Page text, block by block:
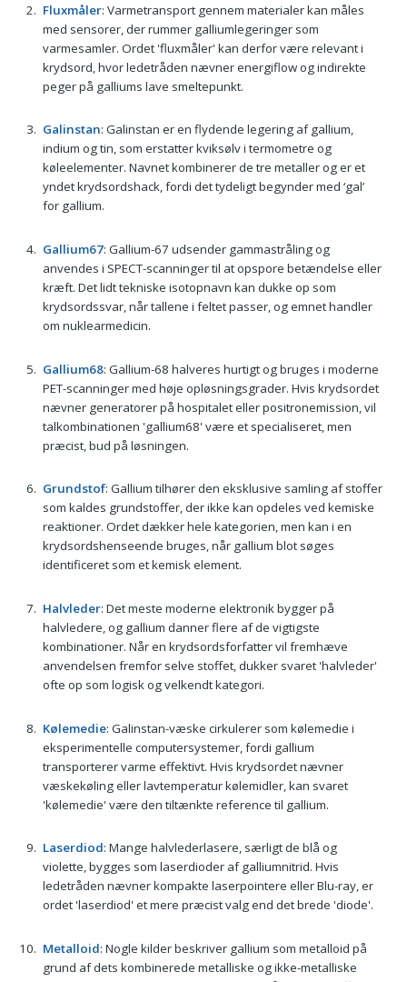
Fluxmåler: Varmetransport gennem materialer kan måles
med sensorer, der rummer galliumlegeringer som
varmesamler. Ordet 'fluxmåler' kan derfor være relevant i
krydsord, hvor ledetråden nævner energiflow og indirekte
peger på galliums lave smeltepunkt.
Galinstan: Galinstan er en flydende legering af gallium,
indium og tin, som erstatter kviksølv i termometre og
køleelementer. Navnet kombinerer de tre metaller og er et
yndet krydsordshack, fordi det tydeligt begynder med ‘gal’
for gallium.
Gallium67: Gallium-67 udsender gammastråling og
anvendes i SPECT-scanninger til at opspore betændelse eller
kræft. Det lidt tekniske isotopnavn kan dukke op som
krydsordssvar, når tallene i feltet passer, og emnet handler
om nuklearmedicin.
Gallium68: Gallium-68 halveres hurtigt og bruges i moderne
PET-scanninger med høje opløsningsgrader. Hvis krydsordet
nævner generatorer på hospitalet eller positronemission, vil
talkombinationen 'gallium68' være et specialiseret, men
præcist, bud på løsningen.
Grundstof: Gallium tilhører den eksklusive samling af stoffer
som kaldes grundstoffer, der ikke kan opdeles ved kemiske
reaktioner. Ordet dækker hele kategorien, men kan i en
krydsordshenseende bruges, når gallium blot søges
identificeret som et kemisk element.
Halvleder: Det meste moderne elektronik bygger på
halvledere, og gallium danner flere af de vigtigste
kombinationer. Når en krydsordsforfatter vil fremhæve
anvendelsen fremfor selve stoffet, dukker svaret 'halvleder'
ofte op som logisk og velkendt kategori.
Kølemedie: Galinstan-væske cirkulerer som kølemedie i
eksperimentelle computersystemer, fordi gallium
transporterer varme effektivt. Hvis krydsordet nævner
væskekøling eller lavtemperatur kølemidler, kan svaret
'kølemedie' være den tiltænkte reference til gallium.
Laserdiod: Mange halvlederlasere, særligt de blå og
violette, bygges som laserdioder af galliumnitrid. Hvis
ledetråden nævner kompakte laserpointere eller Blu-ray, er
ordet 'laserdiod' et mere præcist valg end det brede 'diode'.
Metalloid: Nogle kilder beskriver gallium som metalloid på
grund af dets kombinerede metalliske og ikke-metalliske